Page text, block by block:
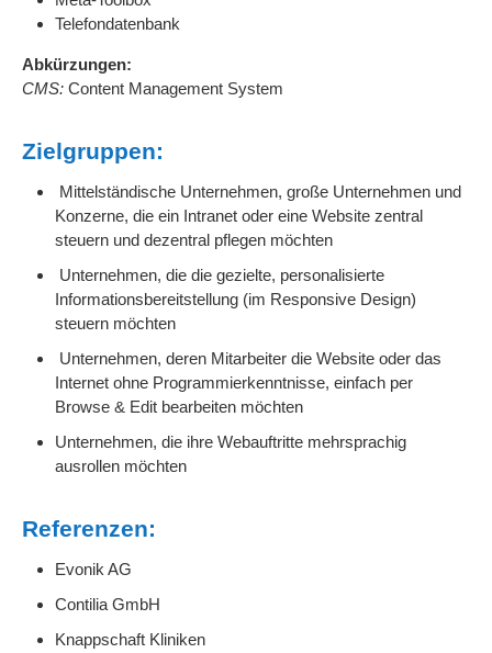
Telefondatenbank
Abkürzungen:
CMS: Content Management System
Zielgruppen:
Mittelständische Unternehmen, große Unternehmen und
Konzerne, die ein Intranet oder eine Website zentral
steuern und dezentral pflegen möchten
Unternehmen, die die gezielte, personalisierte
Informationsbereitstellung (im Responsive Design)
steuern möchten
Unternehmen, deren Mitarbeiter die Website oder das
Internet ohne Programmierkenntnisse, einfach per
Browse & Edit bearbeiten möchten
Unternehmen, die ihre Webauftritte mehrsprachig
ausrollen möchten
Referenzen:
Evonik AG
Contilia GmbH
Knappschaft Kliniken